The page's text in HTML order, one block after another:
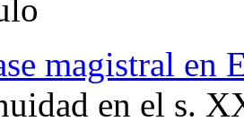
magistral en
en el s.